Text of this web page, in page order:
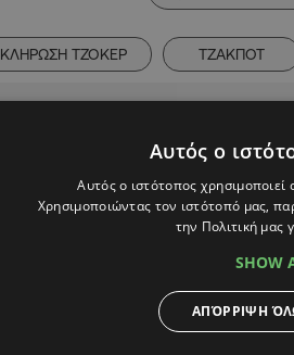
ΚΛΗΡΩΣΗ ΤΖΟΚΕΡ ΤΖΑΚΠΟΤ
Αυτός ο
Αυτός ο ιστότοπος
Χρησιμοποιώντας τον ιστότοπό μας,
την Πολιτική μας
SHOW
ΑΠΌΡΡΙΨΗ